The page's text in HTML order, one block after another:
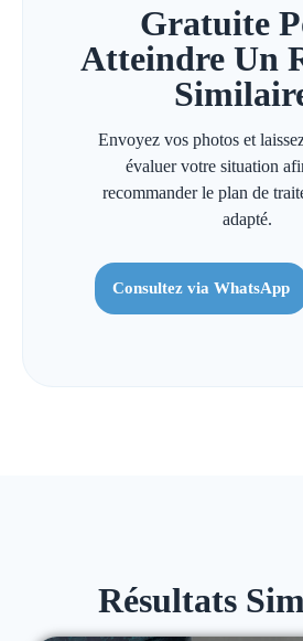
Gratuite
Atteindre Un
Envoyez vos photos et
évaluer votre situation
recommander le plan de
adapté.
Consultez via WhatsApp
Résultats